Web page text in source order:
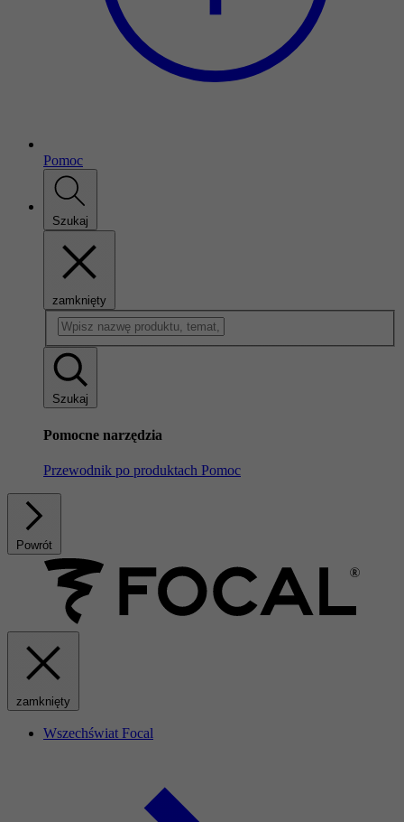
Pomoc
Szukaj
zamknięty
Szukaj
Pomocne narzędzia
Przewodnik po produktach Pomoc
Powrót
zamknięty
Wszechświat Focal